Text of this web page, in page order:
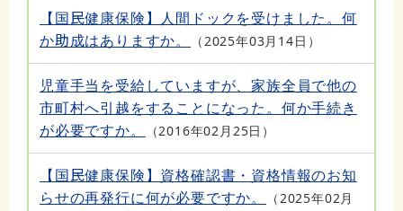
【国民健康保険】人間ドックを受けました。何
か助成はありますか。
2025年03月14日
児童手当を受給していますが、家族全員で他の
市町村へ引越をすることになった。何か手続き
が必要ですか。
2016年02月25日
【国民健康保険】資格確認書・資格情報のお知
らせの再発行に何が必要ですか。
2025年02月